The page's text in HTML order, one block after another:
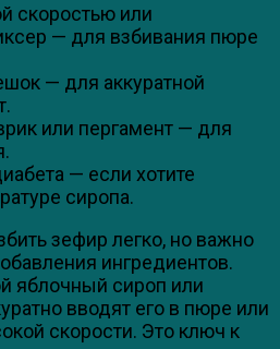
скоростью или
— для взбивания пюре
— для аккуратной
или пергамент — для
— если хотите
сиропа.
зефир легко, но важно
ингредиентов.
яблочный сироп или
вводят его в пюре или
скорости. Это ключ к